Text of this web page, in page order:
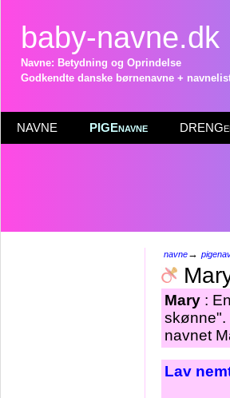
baby-navne.dk
Navne: Betydning og Oprindelse
Godkendte danske børnenavne +
NAVNE PIGEnavne
navne→
Mary :
skønne".
navnet
Lav